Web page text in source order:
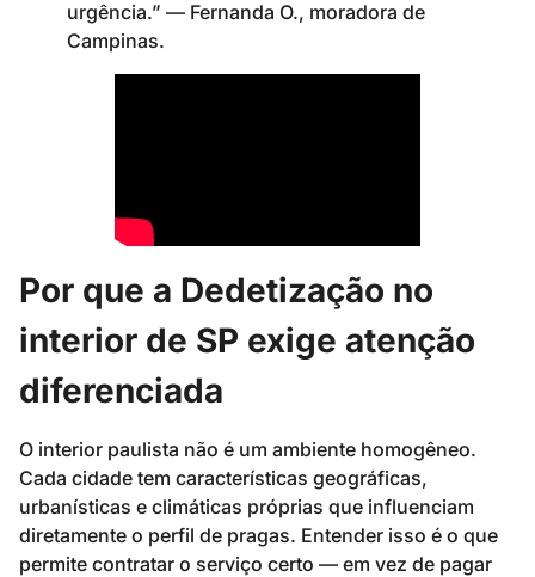
urgência.” — Fernanda O., moradora de
Campinas.
Por que a Dedetização no
interior de SP exige atenção
diferenciada
O interior paulista não é um ambiente homogêneo.
Cada cidade tem características geográficas,
urbanísticas e climáticas próprias que influenciam
diretamente o perfil de pragas. Entender isso é o que
permite contratar o serviço certo — em vez de pagar